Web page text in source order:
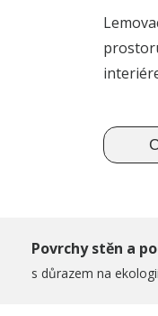
Povrchy stěn a
s důrazem na ekologii